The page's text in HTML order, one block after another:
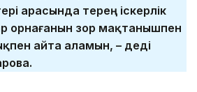
арасында терең іскерлік
орнағанын зор мақтанышпен
айта аламын, – деді